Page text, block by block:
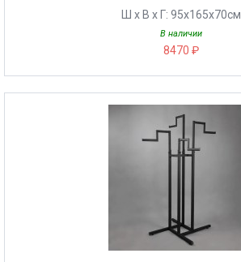
Ш х В х Г: 95х165х70см
В наличии
8470 ₽